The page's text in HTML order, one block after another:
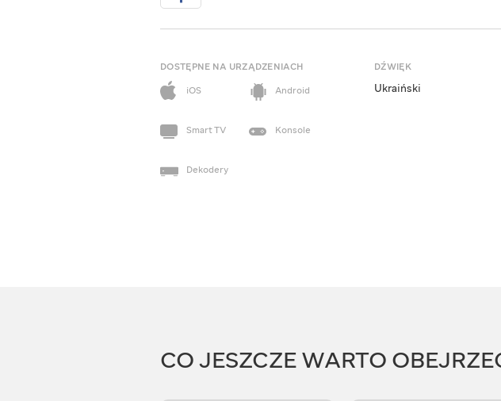
DOSTĘPNE NA URZĄDZENIACH
iOS
Android
Smart TV Konsole
Dekodery
DŹWIĘK
Ukraiński
CO JESZCZE WARTO